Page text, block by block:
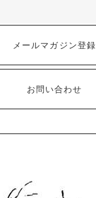
メールマガジン登録
お問い合わせ